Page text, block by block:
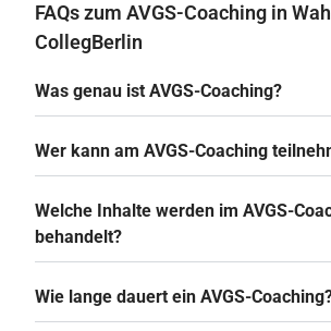
FAQs zum AVGS-Coaching in
CollegBerlin
Was genau ist AVGS-Coaching?
Wer kann am AVGS-Coaching
Welche Inhalte werden im AVGS-
behandelt?
Wie lange dauert ein AVGS-